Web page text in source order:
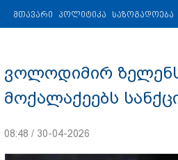
ამბები ეკონომიკა ვიდეო
საზოგადოება
მთავარი პოლიტიკა საზოგადოება
ვოლოდიმირ
მოქალაქეებს
08:48 / 30-04-2026